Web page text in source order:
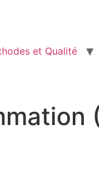
et Qualité